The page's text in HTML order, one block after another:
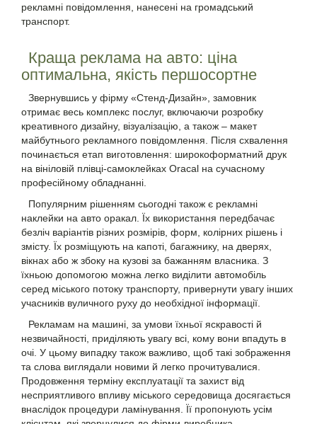
рекламні повідомлення, нанесені на громадський
транспорт.
Краща реклама на авто: ціна
оптимальна, якість першосортне
Звернувшись у фірму «Стенд-Дизайн», замовник
отримає весь комплекс послуг, включаючи розробку
креативного дизайну, візуалізацію, а також – макет
майбутнього рекламного повідомлення. Після схвалення
починається етап виготовлення: широкоформатний друк
на вініловій плівці-самоклейках Oracal на сучасному
професійному обладнанні.
Популярним рішенням сьогодні також є рекламні
наклейки на авто оракал. Їх використання передбачає
безліч варіантів різних розмірів, форм, колірних рішень і
змісту. Їх розміщують на капоті, багажнику, на дверях,
вікнах або ж збоку на кузові за бажанням власника. З
їхньою допомогою можна легко виділити автомобіль
серед міського потоку транспорту, привернути увагу інших
учасників вуличного руху до необхідної інформації.
Рекламам на машині, за умови їхньої яскравості й
незвичайності, приділяють увагу всі, кому вони впадуть в
очі. У цьому випадку також важливо, щоб такі зображення
та слова виглядали новими й легко прочитувалися.
Продовження терміну експлуатації та захист від
несприятливого впливу міського середовища досягається
внаслідок процедури ламінування. Її пропонують усім